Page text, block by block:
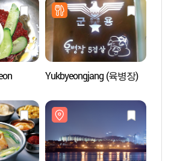
Yukbyeongjang (육병장)